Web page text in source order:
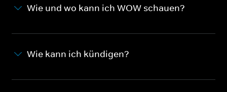
Wie und wo kann ich WOW schauen?
Wie kann ich kündigen?